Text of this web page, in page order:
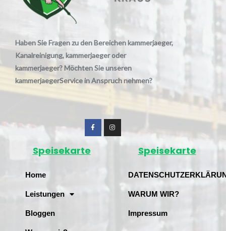
Haben Sie Fragen zu den Bereichen kammerjaeger,
Kanalreinigung, kammerjaeger oder
kammerjaeger? Möchten Sie unseren
kammerjaegerService in Anspruch nehmen?
Speisekarte
Home
Leistungen
Bloggen
Speisekarte
WARUM WIR?
Impressum